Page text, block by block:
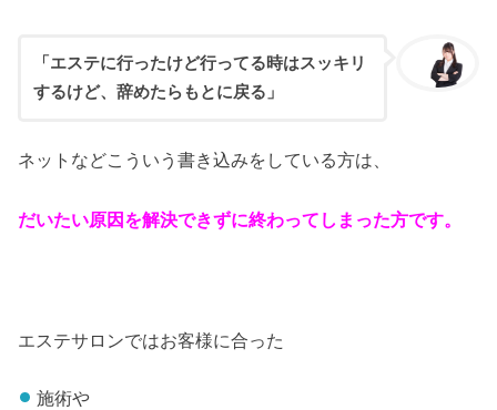
「エステに行ったけど行ってる時はスッキリ
するけど、辞めたらもとに戻る」
ネットなどこういう書き込みをしている方は、
だいたい原因を解決できずに終わってしまった方です。
エステサロンではお客様に合った
施術や